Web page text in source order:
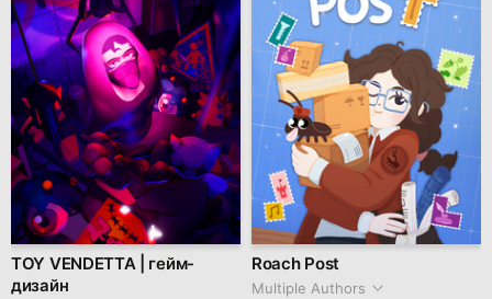
TOY VENDETTA | гейм-
дизайн
Roach Post
Multiple Authors